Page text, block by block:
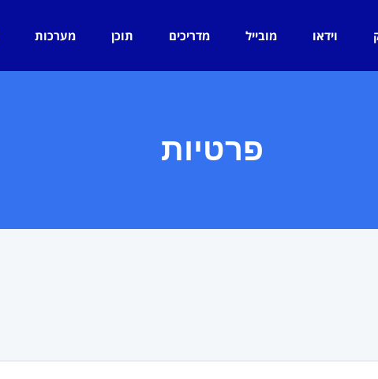
וידאו מובייל מדריכים תוכן מערכות
פרטיות